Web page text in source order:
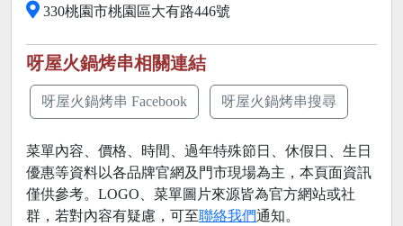
330桃園市桃園區大有路446號
呀屋火鍋烤串相關連結
呀屋火鍋烤串 Facebook 呀屋火鍋烤串搜尋
菜單內容、價格、時間、過年特殊節日、休假日、生日
優惠等資料以各品牌官網及門市現場為主，本頁面資訊
僅供參考。LOGO、菜單圖片來源皆為官方網站或社
群，若對內容有疑慮，可至聯絡我們通知。